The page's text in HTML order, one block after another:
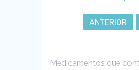
ANTERIOR
Medicamentos que